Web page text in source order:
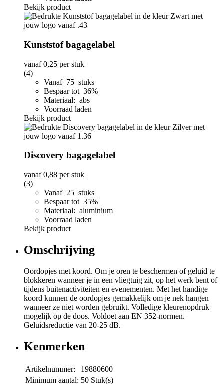
Bekijk product
Kunststof bagagelabel
vanaf0,25 per stuk
(4)
Vanaf 75 stuks
Bespaar tot 36%
Materiaal: abs
Voorraad laden
Bekijk product
Discovery bagagelabel
vanaf0,88 per stuk
(3)
Vanaf 25 stuks
Bespaar tot 35%
Materiaal: aluminium
Voorraad laden
Bekijk product
Omschrijving
Oordopjes met koord. Om je oren te beschermen of geluid te
blokkeren wanneer je in een vliegtuig zit, op het werk bent of
tijdens buitenactiviteiten en evenementen. Met het handige
koord kunnen de oordopjes gemakkelijk om je nek hangen
wanneer ze niet worden gebruikt. Volledige kleurenopdruk
mogelijk op de doos. Voldoet aan EN 352-normen.
Geluidsreductie van 20-25 dB.
Kenmerken
Artikelnummer:
19880600
Minimum aantal: 50 Stuk(s)